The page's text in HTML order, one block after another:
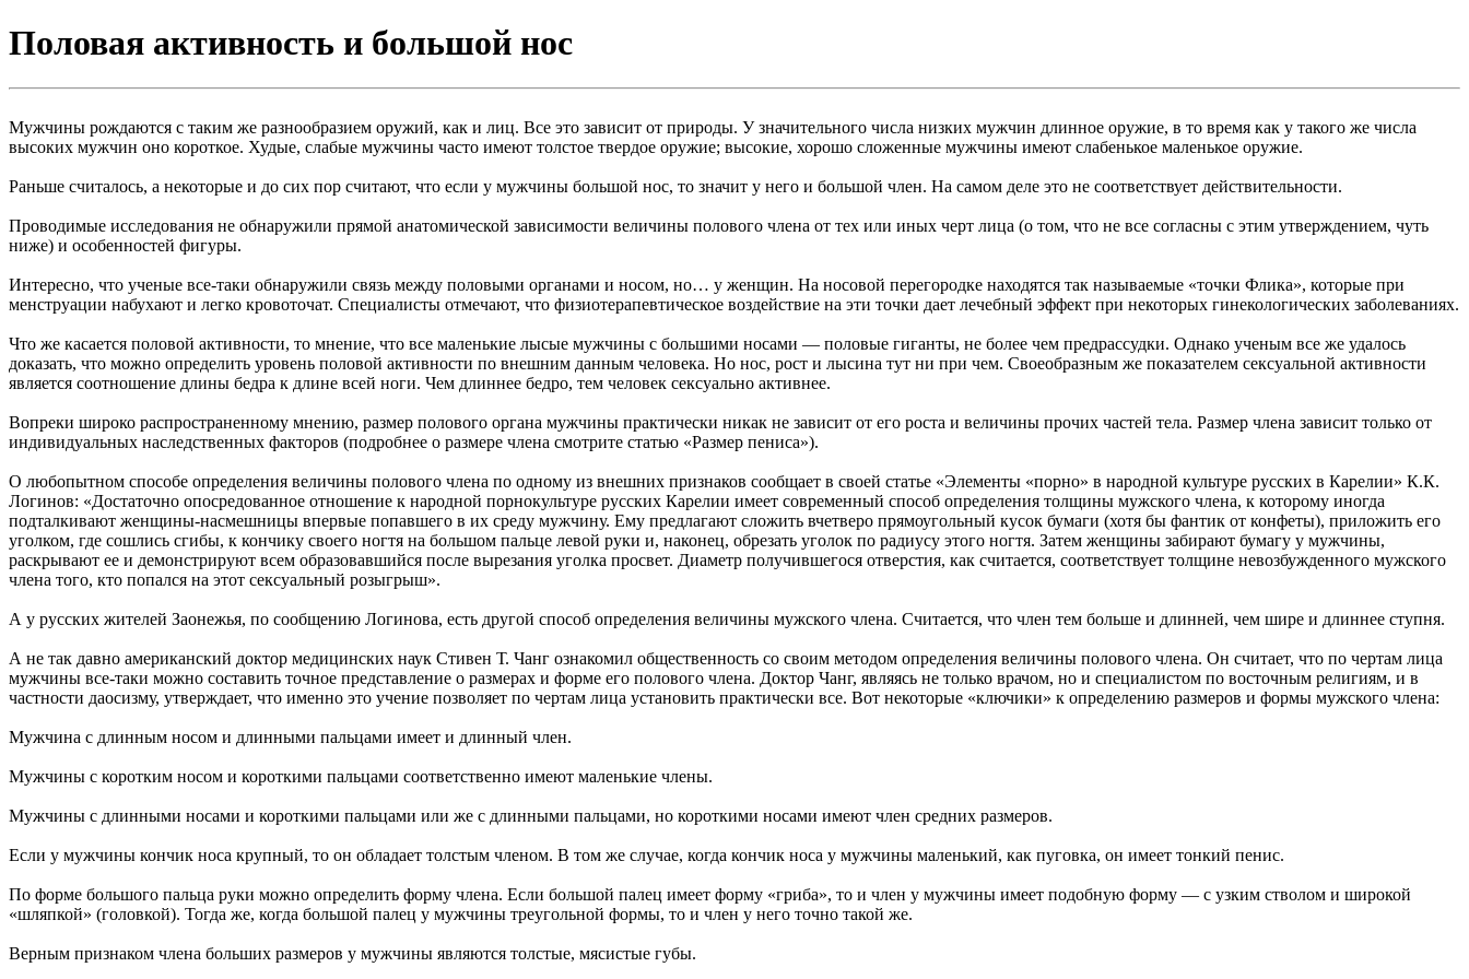
Половая активность и большой нос
Мужчины рождаются с таким же разнообразием оружий, как и лиц. Все это зависит от природы. У значительного числа низких мужчин длинное оружие, в то время как у такого же числа
высоких мужчин оно короткое. Худые, слабые мужчины часто имеют толстое твердое оружие; высокие, хорошо сложенные мужчины имеют слабенькое маленькое оружие.
Раньше считалось, а некоторые и до сих пор считают, что если у мужчины большой нос, то значит у него и большой член. На самом деле это не соответствует действительности.
Проводимые исследования не обнаружили прямой анатомической зависимости величины полового члена от тех или иных черт лица (о том, что не все согласны с этим утверждением, чуть
ниже) и особенностей фигуры.
Интересно, что ученые все-таки обнаружили связь между половыми органами и носом, но… у женщин. На носовой перегородке находятся так называемые «точки Флика», которые при
менструации набухают и легко кровоточат. Специалисты отмечают, что физиотерапевтическое воздействие на эти точки дает лечебный эффект при некоторых гинекологических заболеваниях.
Что же касается половой активности, то мнение, что все маленькие лысые мужчины с большими носами — половые гиганты, не более чем предрассудки. Однако ученым все же удалось
доказать, что можно определить уровень половой активности по внешним данным человека. Но нос, рост и лысина тут ни при чем. Своеобразным же показателем сексуальной активности
является соотношение длины бедра к длине всей ноги. Чем длиннее бедро, тем человек сексуально активнее.
Вопреки широко распространенному мнению, размер полового органа мужчины практически никак не зависит от его роста и величины прочих частей тела. Размер члена зависит только от
индивидуальных наследственных факторов (подробнее о размере члена смотрите статью «Размер пениса»).
О любопытном способе определения величины полового члена по одному из внешних признаков сообщает в своей статье «Элементы «порно» в народной культуре русских в Карелии» К.К.
Логинов: «Достаточно опосредованное отношение к народной порнокультуре русских Карелии имеет современный способ определения толщины мужского члена, к которому иногда
подталкивают женщины-насмешницы впервые попавшего в их среду мужчину. Ему предлагают сложить вчетверо прямоугольный кусок бумаги (хотя бы фантик от конфеты), приложить его
уголком, где сошлись сгибы, к кончику своего ногтя на большом пальце левой руки и, наконец, обрезать уголок по радиусу этого ногтя. Затем женщины забирают бумагу у мужчины,
раскрывают ее и демонстрируют всем образовавшийся после вырезания уголка просвет. Диаметр получившегося отверстия, как считается, соответствует толщине невозбужденного мужского
члена того, кто попался на этот сексуальный розыгрыш».
А у русских жителей Заонежья, по сообщению Логинова, есть другой способ определения величины мужского члена. Считается, что член тем больше и длинней, чем шире и длиннее ступня.
А не так давно американский доктор медицинских наук Стивен Т. Чанг ознакомил общественность со своим методом определения величины полового члена. Он считает, что по чертам лица
мужчины все-таки можно составить точное представление о размерах и форме его полового члена. Доктор Чанг, являясь не только врачом, но и специалистом по восточным религиям, и в
частности даосизму, утверждает, что именно это учение позволяет по чертам лица установить практически все. Вот некоторые «ключики» к определению размеров и формы мужского члена:
Мужчина с длинным носом и длинными пальцами имеет и длинный член.
Мужчины с коротким носом и короткими пальцами соответственно имеют маленькие члены.
Мужчины с длинными носами и короткими пальцами или же с длинными пальцами, но короткими носами имеют член средних размеров.
Если у мужчины кончик носа крупный, то он обладает толстым членом. В том же случае, когда кончик носа у мужчины маленький, как пуговка, он имеет тонкий пенис.
По форме большого пальца руки можно определить форму члена. Если большой палец имеет форму «гриба», то и член у мужчины имеет подобную форму — с узким стволом и широкой
«шляпкой» (головкой). Тогда же, когда большой палец у мужчины треугольной формы, то и член у него точно такой же.
Верным признаком члена больших размеров у мужчины являются толстые, мясистые губы.